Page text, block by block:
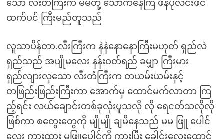
သော လီးတံကြီးက မိမိတို့ သောက်နေကြ ဖန်ပုလင်းဖင်
ထက်ပင် ကြီးမည်တူသည်
လူသာပိန်တာ.လီးကြီးက နဲနဲနောနောကြီးမဟုတ် ရှည်လဲ
ရှည်သည် အပျိုမလေး နန်းဝတ်ရည် ခမျှာ ကြီးမား
ရှည်လျားလှသော လီးတံကြီးက တယမ်းယမ်းနှင့်
တဖြည်းဖြည်းကြီးကာ အောက်မှ ထောင်မက်လာတာ ကြ
ည့်ရင်း လယ်ချောင်းတစ်ခုလုံးပူသလို လို ရေငတ်သလိုလို
ဖြစ်ကာ စတွေးတွေကို မျိုမျို ချမိနေသည် မမ ဖြူ ပေါင်
လေး ကားထား မဖြူပေါင်ကို ကားပြီး ခေါင်းလေးထောင်